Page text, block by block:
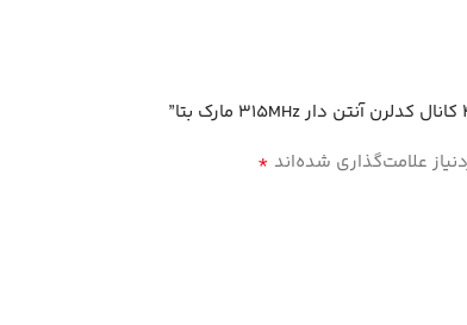
علامت‌گذاری شده‌اند *